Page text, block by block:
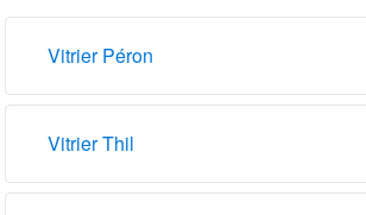
Vitrier Péron
Vitrier Thil